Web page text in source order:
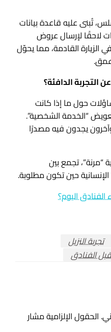
تُبنى عليه قاعدة بيانات
لاحقًا لإرسال عروض
الزيارة القادمة، مما يحوّل
التجربة الدافئة؟
حول ما إذا كانت
“الخدمة الشخصية”.
يجدون فيه مصدرًا
“مرنة”، تجمع بين
حين تكون مطلوبة.
الفنادق اليوم؟
تجربة النزيل
الفنادق
الحقول الإلزامية مشار